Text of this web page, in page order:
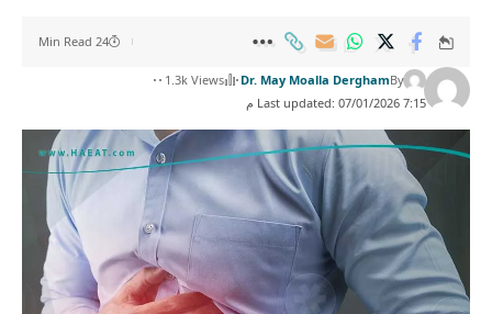
Last updated: 07/01/2026 7:15 م
By
Dr. May Moalla Dergham
1.3k Views
24 Min Read